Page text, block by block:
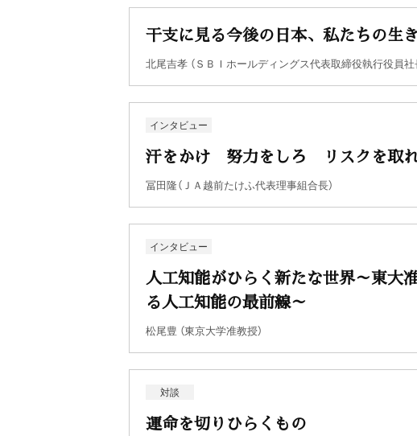
干支に見る今後の日本、私たちの生
北尾吉孝 （ＳＢＩホールディングス代表取締役執行役員社
インタビュー
汗をかけ 努力をしろ リスクを取
冨田隆（ＪＡ越前たけふ代表理事組合長）
インタビュー
人工知能がひらく新たな世界～東大
る人工知能の最前線～
松尾豊 （東京大学准教授）
対談
運命を切りひらくもの